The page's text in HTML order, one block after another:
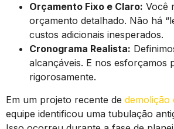
Orçamento Fixo e Claro: Você
orçamento detalhado. Não há
custos adicionais inesperados.
Cronograma Realista:
alcançáveis. E nos esforçamos
rigorosamente.
Em um projeto recente de demolição
equipe identificou uma tubulação